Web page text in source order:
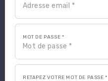
MOT DE PASSE *
RETAPEZ VOTRE MOT DE PASSE *